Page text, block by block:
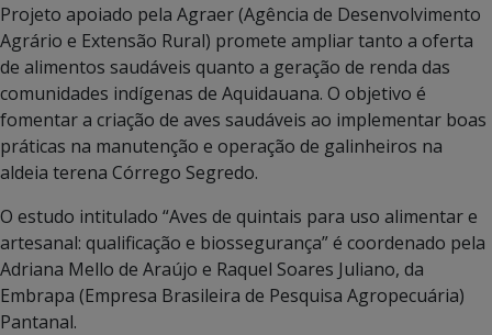
Projeto apoiado pela Agraer (Agência de Desenvolvimento
Agrário e Extensão Rural) promete ampliar tanto a oferta
de alimentos saudáveis quanto a geração de renda das
comunidades indígenas de Aquidauana. O objetivo é
fomentar a criação de aves saudáveis ao implementar boas
práticas na manutenção e operação de galinheiros na
aldeia terena Córrego Segredo.
O estudo intitulado “Aves de quintais para uso alimentar e
artesanal: qualificação e biossegurança” é coordenado pela
Adriana Mello de Araújo e Raquel Soares Juliano, da
Embrapa (Empresa Brasileira de Pesquisa Agropecuária)
Pantanal.